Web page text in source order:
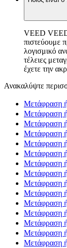
VEED
πιστεύουμε
λογισμικό
τέλειες
έχετε την
Ανακαλύψτε
Μετάφραση
Μετάφραση
Μετάφραση
Μετάφραση
Μετάφραση
Μετάφραση
Μετάφραση
Μετάφραση
Μετάφραση
Μετάφραση
Μετάφραση
Μετάφραση
Μετάφραση
Μετάφραση
Μετάφραση